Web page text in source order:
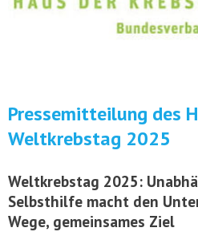
Pressemitteilung des
Weltkrebstag 2025
Weltkrebstag 2025:
Selbsthilfe macht den
Wege, gemeinsames Ziel